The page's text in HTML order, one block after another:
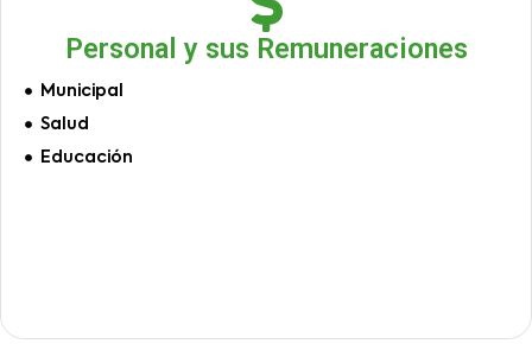
Personal y sus Remuneraciones
Municipal
Salud
Educación